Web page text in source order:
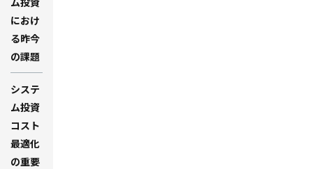
におけ
る昨今
の課題
システ
ム投資
コスト
最適化
の重要